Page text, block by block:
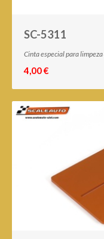
SC-5311
Cinta especial para
4,00 €